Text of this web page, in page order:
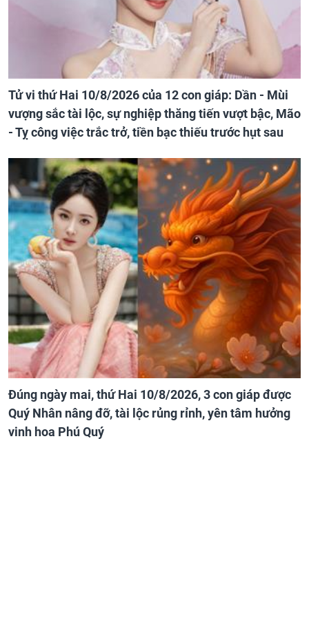
Tử vi thứ Hai 10/8/2026 của 12 con giáp: Dần - Mùi
vượng sắc tài lộc, sự nghiệp thăng tiến vượt bậc, Mão
- Tỵ công việc trắc trở, tiền bạc thiếu trước hụt sau
Đúng ngày mai, thứ Hai 10/8/2026, 3 con giáp được
Quý Nhân nâng đỡ, tài lộc rủng rỉnh, yên tâm hưởng
vinh hoa Phú Quý